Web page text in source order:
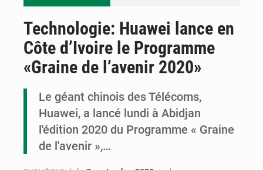
Cémac : la Commission présente à Denis Sassou N’Guesso sa feuille de route
Technologie: Huawei lance en
Côte d’Ivoire le Programme
«Graine de l’avenir 2020»
Le géant chinois des Télécoms,
Huawei, a lancé lundi à Abidjan
l'édition 2020 du Programme « Graine
de l'avenir »,…